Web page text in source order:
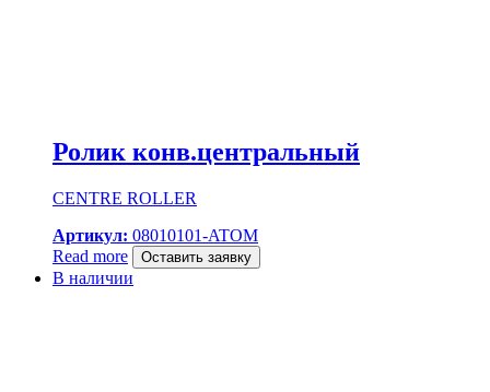
Ролик конв.центральный
CENTRE ROLLER
Артикул: 08010101-ATOM
Read more
Оставить заявку
В наличии